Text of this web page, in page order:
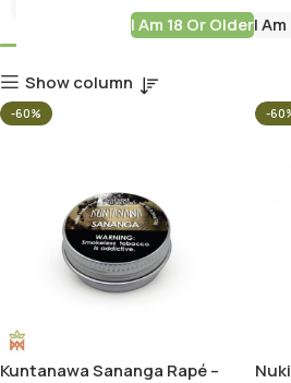
I Am 18 Or OlderI Am
Show column
-60%
Kuntanawa Sananga Rapé –
-